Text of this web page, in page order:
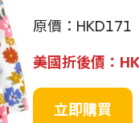
原價：HKD171
美國折後價：
立即購買